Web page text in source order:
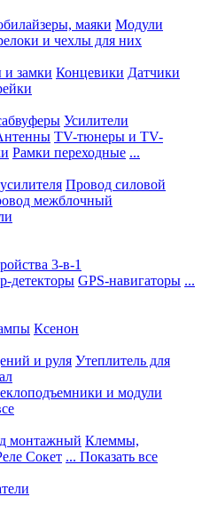
маяки Модули
и чехлы для них
замки Концевики Датчики
Усилители
TV-тюнеры и TV-
Рамки переходные ...
Провод силовой
межблочный
3-в-1
детекторы GPS-навигаторы ...
Ксенон
и руля Утеплитель для
и модули
монтажный Клеммы,
Сокет ... Показать все